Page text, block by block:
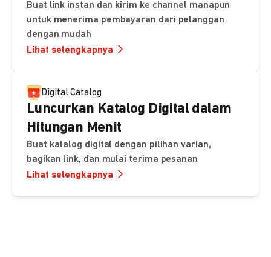
Buat link instan dan kirim ke channel manapun
untuk menerima pembayaran dari pelanggan
dengan mudah
Lihat selengkapnya
Digital Catalog
Luncurkan Katalog Digital dalam
Hitungan Menit
Buat katalog digital dengan pilihan varian,
bagikan link, dan mulai terima pesanan
Lihat selengkapnya